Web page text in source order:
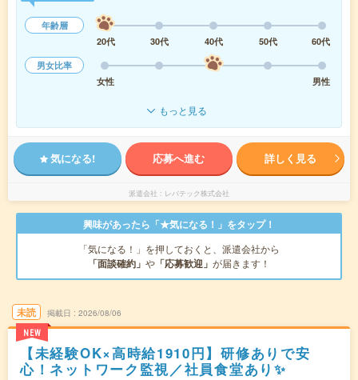
年齢層
20代
30代 40代 50代
60代
男女比率
女性
男性
もっと見る
気になる! 応募へ進む 詳しく見る
派遣会社 レバテック株式会社
興味があったら「★気になる！」をタップ！
「気になる！」を押しておくと、派遣会社から
「面談確約」 や 「応募歓迎」 が届きます！
未読
NEW
掲載日 2026/08/06
【未経験OK×高時給1910円】研修ありで安
心！ネットワーク監視／社員食堂あり✨